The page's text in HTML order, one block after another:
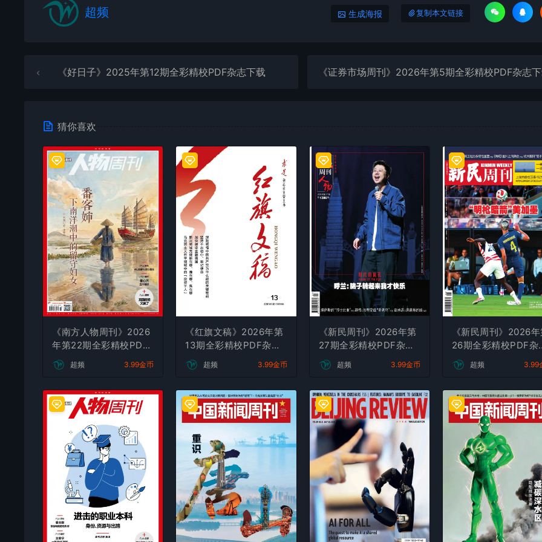
超频 生成海报 复制本文链接
《好日子》2025年第12期全彩精校PDF杂志下载 《证券市场周刊》2026年第5期全彩精校PDF杂志
猜你喜欢
《南方人物周刊》2026
年第22期全彩精校PDF
杂志下载
超频 3.99金币
《红旗文稿》2026年第
13期全彩精校PDF杂志
下载
超频 3.99金币
《新民周刊》2026年第
27期全彩精校PDF杂志
下载
超频 3.99金币
《新民周刊》2026
26期全彩精校PDF杂
下载
超频 3.99